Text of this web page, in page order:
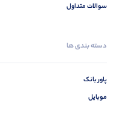
سوالات متداول
دسته بندی ها
پاور بانک
موبایل